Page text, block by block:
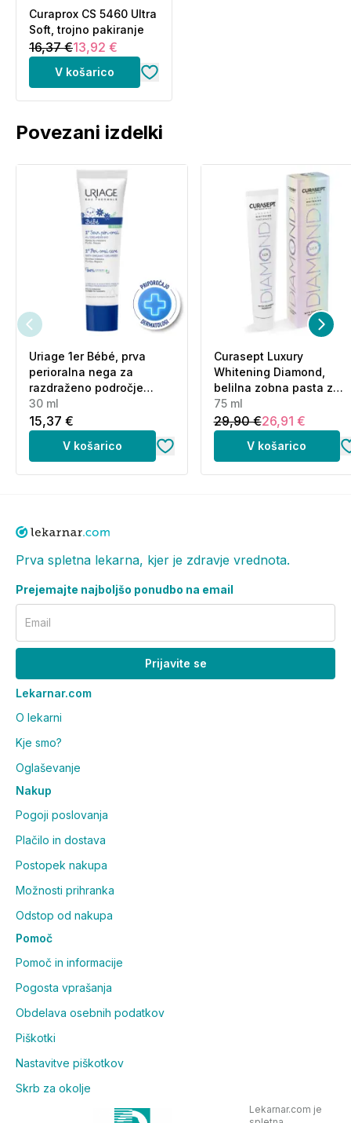
Curaprox CS 5460 Ultra
Soft, trojno pakiranje
16,37 €13,92 €
V košarico
Povezani izdelki
Uriage 1er Bébé, prva
perioralna nega za
razdraženo področje
ustnic (30 ml)
30 ml
15,37 €
V košarico
Curasept Luxury
Whitening Diamond,
belilna zobna pasta z
diamantnim prahom (75
ml)
75 ml
29,90 €26,91 €
V košarico
Prva spletna lekarna, kjer je zdravje vrednota.
Prejemajte najboljšo ponudbo na email
Email
Prijavite se
Lekarnar.com
O lekarni
Kje smo?
Oglaševanje
Nakup
Pogoji poslovanja
Plačilo in dostava
Postopek nakupa
Možnosti prihranka
Odstop od nakupa
Pomoč
Pomoč in informacije
Pogosta vprašanja
Obdelava osebnih podatkov
Piškotki
Nastavitve piškotkov
Skrb za okolje
Lekarnar.com je